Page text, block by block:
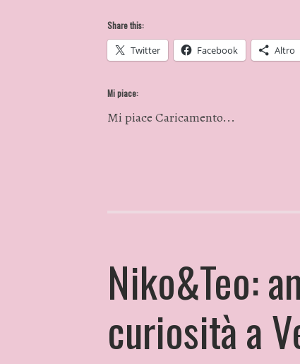
Share this:
Twitter Facebook Altro
Mi piace:
Mi piace Caricamento...
Niko&Teo:
curiosità a